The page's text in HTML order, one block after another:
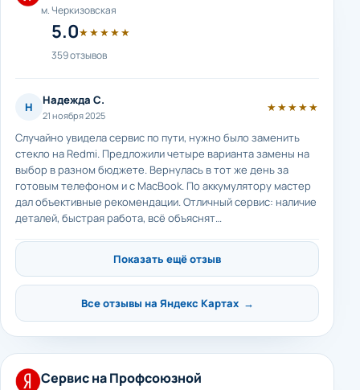
м. Черкизовская
5.0★★★★★
359 отзывов
Н Надежда С.
21 ноября 2025
★★★★★
Случайно увидела сервис по пути, нужно было заменить
стекло на Redmi. Предложили четыре варианта замены на
выбор в разном бюджете. Вернулась в тот же день за
готовым телефоном и с MacBook. По аккумулятору мастер
дал объективные рекомендации. Отличный сервис: наличие
деталей, быстрая работа, всё объяснят…
Показать ещё отзыв
Все отзывы на Яндекс Картах →
Сервис на Профсоюзной